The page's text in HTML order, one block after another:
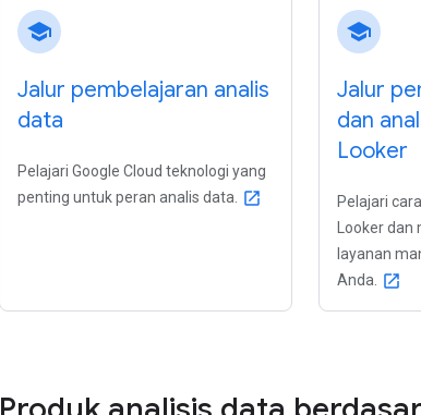
school
Jalur pembelajaran analis
data
Pelajari Google Cloud teknologi yang
penting untuk peran analis data.
open_in_new
school
Jalur
dan
Looker
Pelajari
Looker
layanan
Anda.
open_in_new